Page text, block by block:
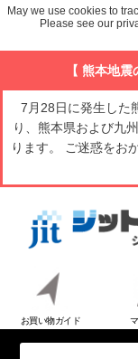
【 熊本地
7月28日に発生した
り、熊本県および九
ります。 ご迷惑をお
お買い物ガイド
May we use cookies to
Please see our